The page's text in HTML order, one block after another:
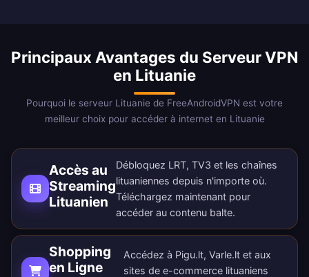
Principaux Avantages du Serveur VPN
en Lituanie
Pourquoi le serveur Lituanie de FreeAndroidVPN est votre
meilleur choix pour accéder à internet en Lituanie
Accès au
Streaming
Lituanien
Débloquez LRT, TV3 et les chaînes
lituaniennes depuis n'importe où.
Téléchargez maintenant pour
accéder au contenu balte.
Shopping
en Ligne
Accédez à Pigu.lt, Varle.lt et aux
sites de e-commerce lituaniens